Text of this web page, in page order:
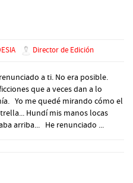
Director de Edición
a ti. No era posible.
que a veces dan a lo
Yo me quedé mirando cómo el
Hundí mis manos locas
arriba... He renunciado ...